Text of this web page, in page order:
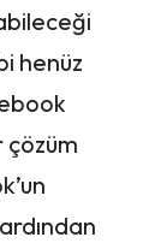
henüz
çözüm